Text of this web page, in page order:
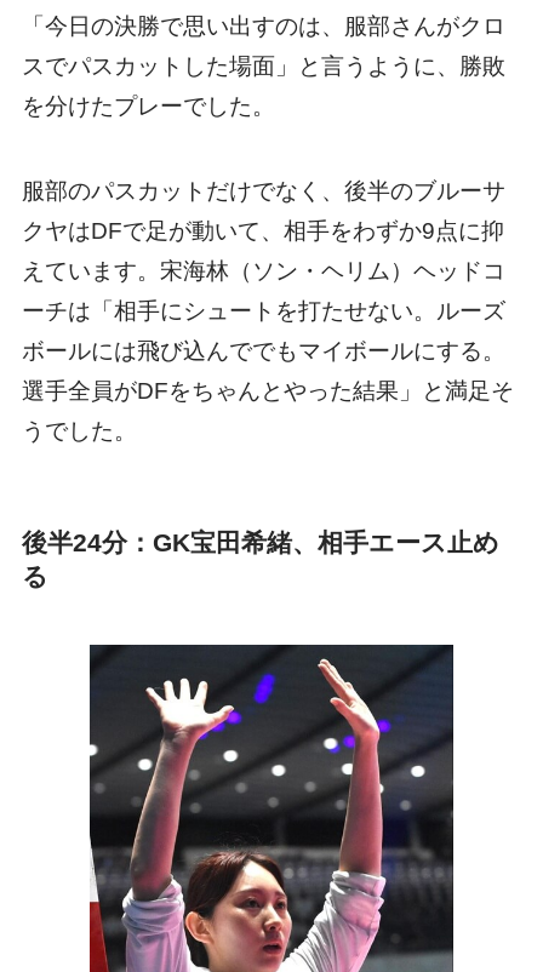
「今日の決勝で思い出すのは、服部さんがクロ
スでパスカットした場面」と言うように、勝敗
を分けたプレーでした。
服部のパスカットだけでなく、後半のブルーサ
クヤはDFで足が動いて、相手をわずか9点に抑
えています。宋海林（ソン・ヘリム）ヘッドコ
ーチは「相手にシュートを打たせない。ルーズ
ボールには飛び込んででもマイボールにする。
選手全員がDFをちゃんとやった結果」と満足そ
うでした。
後半24分：GK宝田希緒、相手エース止め
る